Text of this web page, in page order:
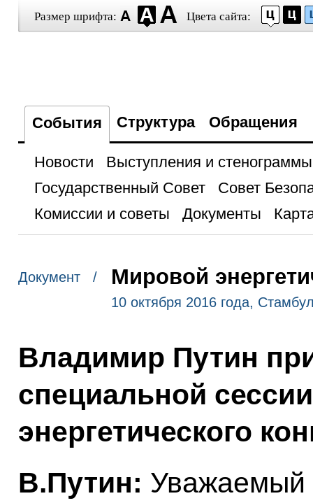
Размер шрифта: Цвета сайта:
События Структура Обращения
Новости
Выступления и стенограммы
Государственный Совет
Совет
Комиссии и советы
Документы
Документ / Мировой
10 октября 2016 года,
Владимир Путин
специальной
энергетического
В.Путин: Уважаемый